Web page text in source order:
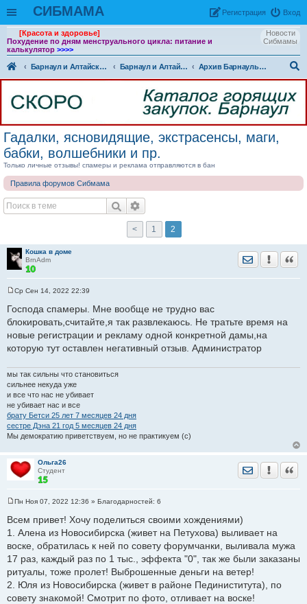
СИБМАМА Вход
Рeгиcтpaция
Новости
Сибмамы
[Красота и здоровье]
Похудение по дням менструального цикла: питание и
калькулятор >>>>
Барнаул и Алтайский край Барнаул и Алтайский край - разговоры обо всем
Архив Барнаульского раздела
ои
ск
Гадалки, ясновидящие, экстрасенсы, маги,
бабки, волшебники и пр.
Только личные отзывы! спамеры и реклама отправляются в бан
Правила форумов Сибмама
< 1 2
Кошка в доме
BrnAdm
Отправить
о
б
е
н
Ср Сен 14, 2022 22:39
Господа спамеры. Мне вообще не трудно вас
блокировать,считайте,я так развлекаюсь. Не тратьте время на
новые регистрации и рекламу одной конкретной дамы,на
которую тут оставлен негативный отзыв. Администратор
мы так сильны что становиться
сильнее некуда уже
и все что нас не убивает
не убивает нас и все
брату Бетси 25 лет 7 месяцев 24 дня
сестре Дэна 21 год 5 месяцев 24 дня
Мы демократию приветствуем, но не практикуем (с)
Ольга26
Студент
Отправить
о
е
н
е
Пн Ноя 07, 2022 12:36 » Благодарностей: 6
Всем привет! Хочу поделиться своими хождениями)
1. Алена из Новосибирска (живет на Петухова) выливает на
воске, обратилась к ней по совету форумчанки, выливала мужа
17 раз, каждый раз по 1 тыс., эффекта "0", так же были заказаны
ритуалы, тоже пролет! Выброшенные деньги на ветер!
2. Юля из Новосибирска (живет в районе Пединиститута), по
совету знакомой! Смотрит по фото, отливает на воске!